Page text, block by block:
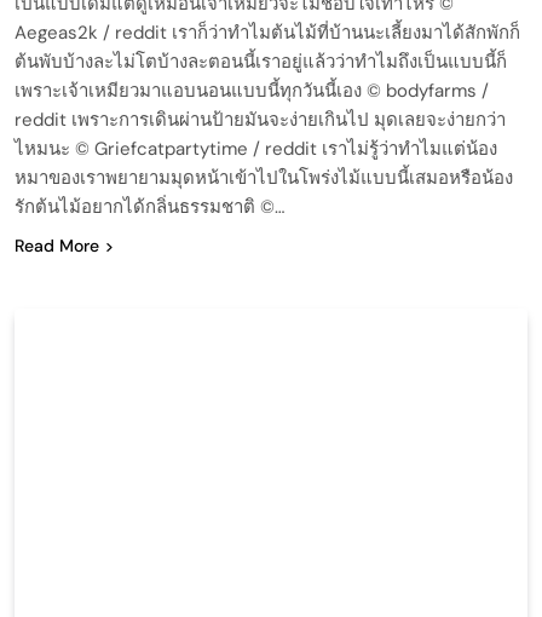
Aegeas2k / reddit เราก็ว่าทำไมต้นไม้ที่บ้านนะเลี้ยงมาได้สักพักก็
ต้นพับบ้างละไม่โตบ้างละตอนนี้เราอยู่แล้วว่าทำไมถึงเป็นแบบนี้ก็
เพราะเจ้าเหมียวมาแอบนอนแบบนี้ทุกวันนี้เอง © bodyfarms /
reddit เพราะการเดินผ่านป้ายมันจะง่ายเกินไป มุดเลยจะง่ายกว่า
ไหมนะ © Griefcatpartytime / reddit เราไม่รู้ว่าทำไมแต่น้อง
หมาของเราพยายามมุดหน้าเข้าไปในโพร่งไม้แบบนี้เสมอหรือน้อง
รักต้นไม้อยากได้กลิ่นธรรมชาติ ©…
Read More